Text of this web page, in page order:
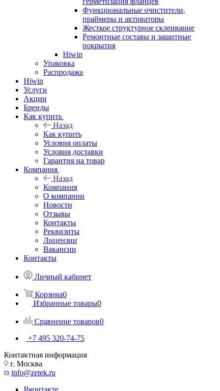
Функциональные очистители,
праймеры и активаторы
Жесткое структурное склеивание
Ремонтные составы и защитные
покрытия
Hiwin
Упаковка
Распродажа
Hiwin
Услуги
Акции
Бренды
Как купить
Назад
Как купить
Условия оплаты
Условия доставки
Гарантия на товар
Компания
Назад
Компания
О компании
Новости
Отзывы
Контакты
Реквизиты
Лицензии
Вакансии
Контакты
Личный кабинет
Корзина0
Избранные товары0
Сравнение товаров0
+7 495 320-74-75
Контактная информация
г. Москва
info@zetek.ru
Вконтакте